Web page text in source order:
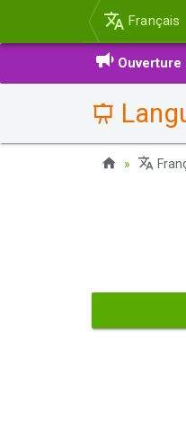
Français